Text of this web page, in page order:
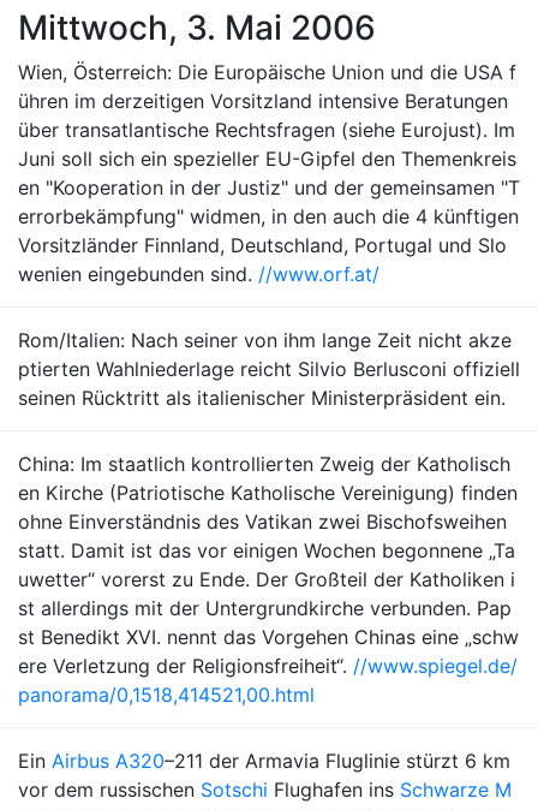
Mittwoch, 3. Mai 2006
Wien, Österreich: Die Europäische Union und die USA f
ühren im derzeitigen Vorsitzland intensive Beratungen
über transatlantische Rechtsfragen (siehe Eurojust). Im
Juni soll sich ein spezieller EU-Gipfel den Themenkreis
en "Kooperation in der Justiz" und der gemeinsamen "T
errorbekämpfung" widmen, in den auch die 4 künftigen
Vorsitzländer Finnland, Deutschland, Portugal und Slo
wenien eingebunden sind. //www.orf.at/
Rom/Italien: Nach seiner von ihm lange Zeit nicht akze
ptierten Wahlniederlage reicht Silvio Berlusconi offiziell
seinen Rücktritt als italienischer Ministerpräsident ein.
China: Im staatlich kontrollierten Zweig der Katholisch
en Kirche (Patriotische Katholische Vereinigung) finden
ohne Einverständnis des Vatikan zwei Bischofsweihen
statt. Damit ist das vor einigen Wochen begonnene „Ta
uwetter“ vorerst zu Ende. Der Großteil der Katholiken i
st allerdings mit der Untergrundkirche verbunden. Pap
st Benedikt XVI. nennt das Vorgehen Chinas eine „schw
ere Verletzung der Religionsfreiheit“. //www.spiegel.de/
panorama/0,1518,414521,00.html
Ein Airbus A320–211 der Armavia Fluglinie stürzt 6 km
vor dem russischen Sotschi Flughafen ins Schwarze M